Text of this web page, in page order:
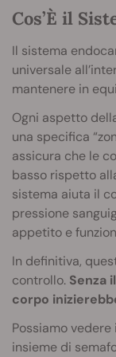
Cos’È il
Il sistema
universale
mantenere in
Ogni aspetto
una specifica
assicura che le
basso rispetto
sistema aiuta il
pressione
appetito e
In definitiva,
controllo. Senza
corpo
Possiamo
insieme di